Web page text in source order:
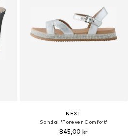
NEXT
Sandal 'Forever Comfort'
845,00 kr